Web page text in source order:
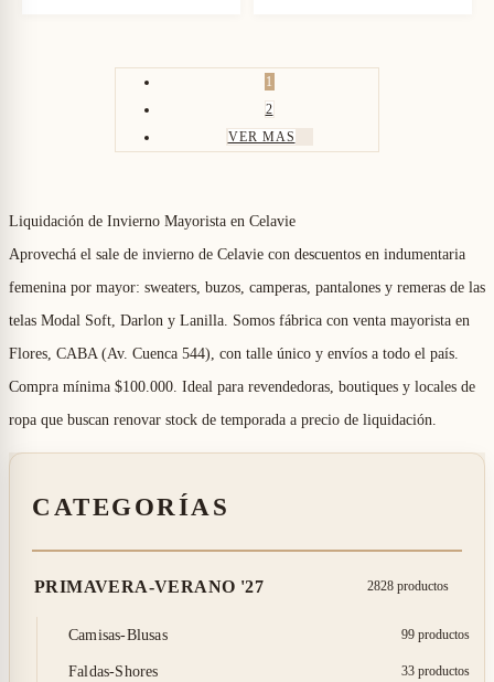
1
2
VER MAS
Liquidación de Invierno Mayorista en Celavie
Aprovechá el sale de invierno de Celavie con descuentos en indumentaria
femenina por mayor: sweaters, buzos, camperas, pantalones y remeras de las
telas Modal Soft, Darlon y Lanilla. Somos fábrica con venta mayorista en
Flores, CABA (Av. Cuenca 544), con talle único y envíos a todo el país.
Compra mínima $100.000. Ideal para revendedoras, boutiques y locales de
ropa que buscan renovar stock de temporada a precio de liquidación.
PRIMAVERA-VERANO '27 2828 productos
Camisas-Blusas 99 productos
Faldas-Shores 33 productos